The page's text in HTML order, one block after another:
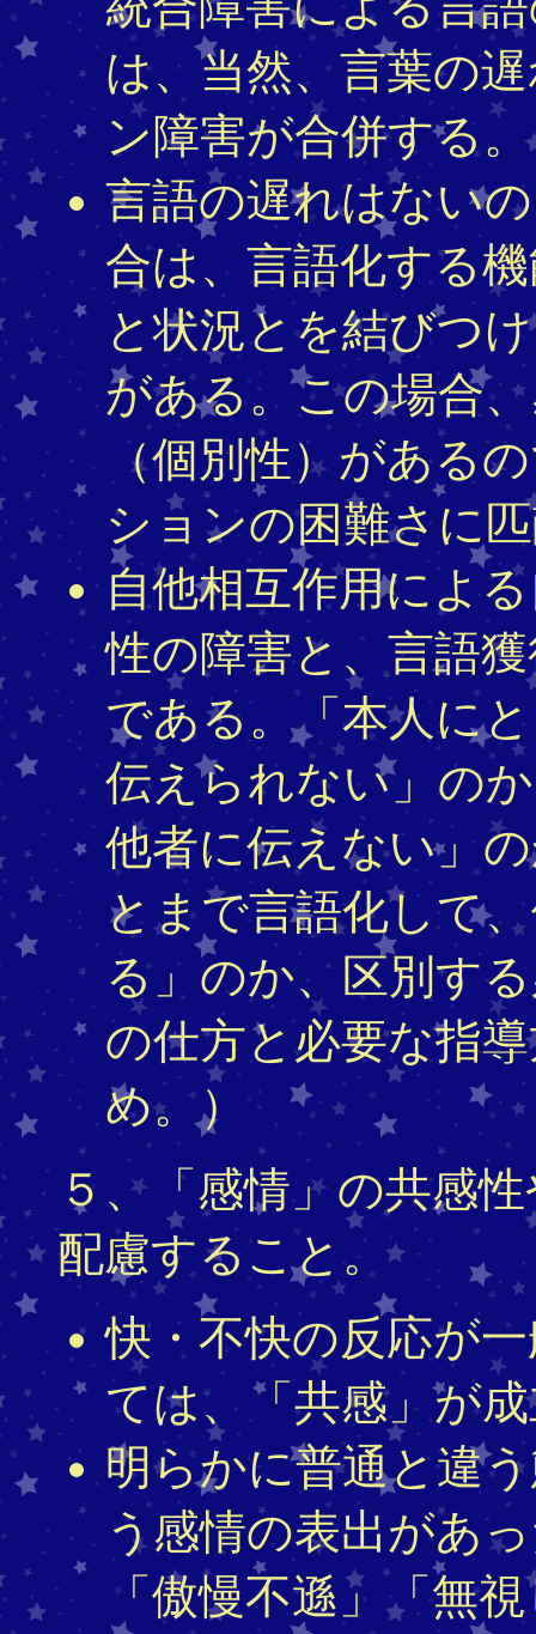
は、当然、言葉の
ン障害が合併する。
言語の遅れはない
合は、言語化する
と状況とを結びつ
がある。この場合
（個別性）がある
ションの困難さに
自他相互作用によ
性の障害と、言語
である。「本人に
伝えられない」の
他者に伝えない」
とまで言語化して
る」のか、区別す
の仕方と必要な指
め。）
５、「感情」の共感
配慮すること。
快・不快の反応が
ては、「共感」が
明らかに普通と違
う感情の表出があ
「傲慢不遜」「無